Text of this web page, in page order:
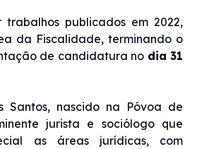
trabalhos publicados em 2022,
da Fiscalidade, terminando o
de candidatura no dia 31
Santos, nascido na Póvoa de
jurista e sociólogo que
as áreas jurídicas, com